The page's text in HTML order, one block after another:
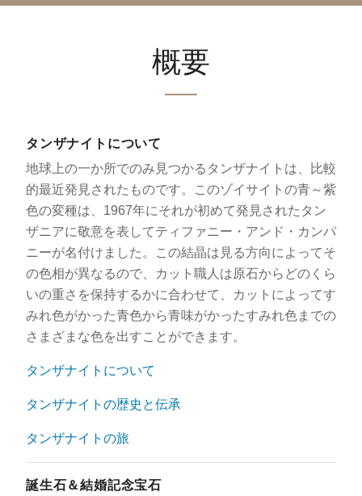
概要
タンザナイトについて
地球上の一か所でのみ見つかるタンザナイトは、比較
的最近発見されたものです。このゾイサイトの青～紫
色の変種は、1967年にそれが初めて発見されたタン
ザニアに敬意を表してティファニー・アンド・カンパ
ニーが名付けました。この結晶は見る方向によってそ
の色相が異なるので、カット職人は原石からどのくら
いの重さを保持するかに合わせて、カットによってす
みれ色がかった青色から青味がかったすみれ色までの
さまざまな色を出すことができます。
タンザナイトについて
タンザナイトの歴史と伝承
タンザナイトの旅
誕生石＆結婚記念宝石